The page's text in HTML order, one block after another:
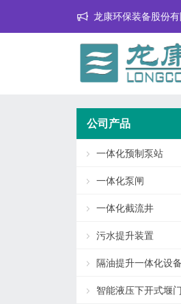
龙康环保装备股份
公司产品
一体化预制泵站
一体化泵闸
一体化截流井
污水提升装置
隔油提升一体化设备
智能液压下开式堰门